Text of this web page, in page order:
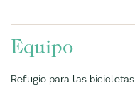
Equipo
Refugio para las bicicletas